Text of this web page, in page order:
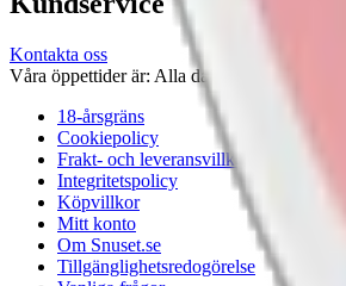
Kontakta oss
Våra öppettider är: Alla dagar 08:00 - 18:00
18-årsgräns
Cookiepolicy
Frakt- och leveransvillkor
Integritetspolicy
Köpvillkor
Mitt konto
Om Snuset.se
Tillgänglighetsredogörelse